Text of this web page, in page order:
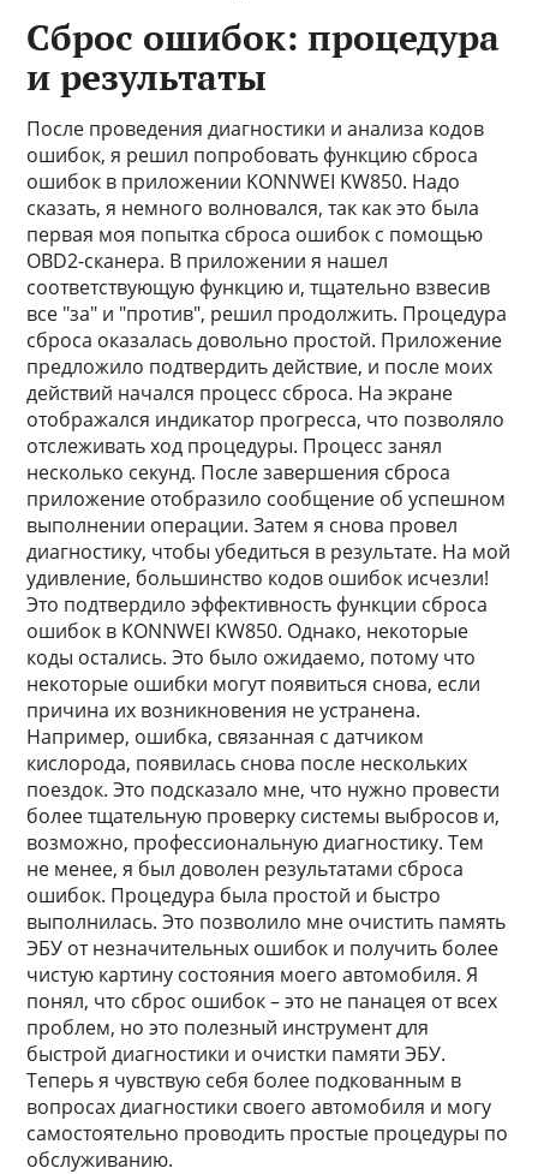
Сброс ошибок: процедура
и результаты
После проведения диагностики и анализа кодов
ошибок, я решил попробовать функцию сброса
ошибок в приложении KONNWEI KW850. Надо
сказать, я немного волновался, так как это была
первая моя попытка сброса ошибок с помощью
OBD2-сканера. В приложении я нашел
соответствующую функцию и, тщательно взвесив
все "за" и "против", решил продолжить. Процедура
сброса оказалась довольно простой. Приложение
предложило подтвердить действие, и после моих
действий начался процесс сброса. На экране
отображался индикатор прогресса, что позволяло
отслеживать ход процедуры. Процесс занял
несколько секунд. После завершения сброса
приложение отобразило сообщение об успешном
выполнении операции. Затем я снова провел
диагностику, чтобы убедиться в результате. На мой
удивление, большинство кодов ошибок исчезли!
Это подтвердило эффективность функции сброса
ошибок в KONNWEI KW850. Однако, некоторые
коды остались. Это было ожидаемо, потому что
некоторые ошибки могут появиться снова, если
причина их возникновения не устранена.
Например, ошибка, связанная с датчиком
кислорода, появилась снова после нескольких
поездок. Это подсказало мне, что нужно провести
более тщательную проверку системы выбросов и,
возможно, профессиональную диагностику. Тем
не менее, я был доволен результатами сброса
ошибок. Процедура была простой и быстро
выполнилась. Это позволило мне очистить память
ЭБУ от незначительных ошибок и получить более
чистую картину состояния моего автомобиля. Я
понял, что сброс ошибок – это не панацея от всех
проблем, но это полезный инструмент для
быстрой диагностики и очистки памяти ЭБУ.
Теперь я чувствую себя более подкованным в
вопросах диагностики своего автомобиля и могу
самостоятельно проводить простые процедуры по
обслуживанию.